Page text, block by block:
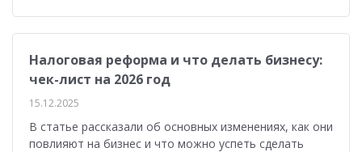
Налоговая реформа и что делать бизнесу:
чек-лист на 2026 год
15.12.2025
В статье рассказали об основных изменениях, как они
повлияют на бизнес и что можно успеть сделать